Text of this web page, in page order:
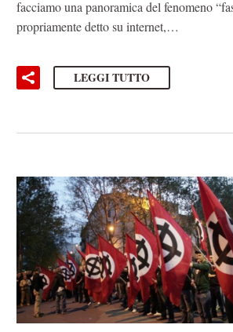
facciamo una panoramica del fenomeno
propriamente detto su internet,…
LEGGI TUTTO